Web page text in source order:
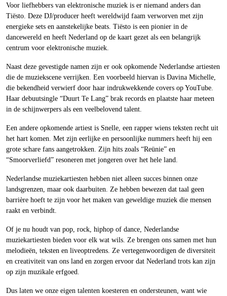
Voor liefhebbers van elektronische muziek is er niemand anders dan
Tiësto. Deze DJ/producer heeft wereldwijd faam verworven met zijn
energieke sets en aanstekelijke beats. Tiësto is een pionier in de
dancewereld en heeft Nederland op de kaart gezet als een belangrijk
centrum voor elektronische muziek.
Naast deze gevestigde namen zijn er ook opkomende Nederlandse artiesten
die de muziekscene verrijken. Een voorbeeld hiervan is Davina Michelle,
die bekendheid verwierf door haar indrukwekkende covers op YouTube.
Haar debuutsingle “Duurt Te Lang” brak records en plaatste haar meteen
in de schijnwerpers als een veelbelovend talent.
Een andere opkomende artiest is Snelle, een rapper wiens teksten recht uit
het hart komen. Met zijn eerlijke en persoonlijke nummers heeft hij een
grote schare fans aangetrokken. Zijn hits zoals “Reünie” en
“Smoorverliefd” resoneren met jongeren over het hele land.
Nederlandse muziekartiesten hebben niet alleen succes binnen onze
landsgrenzen, maar ook daarbuiten. Ze hebben bewezen dat taal geen
barrière hoeft te zijn voor het maken van geweldige muziek die mensen
raakt en verbindt.
Of je nu houdt van pop, rock, hiphop of dance, Nederlandse
muziekartiesten bieden voor elk wat wils. Ze brengen ons samen met hun
melodieën, teksten en liveoptredens. Ze vertegenwoordigen de diversiteit
en creativiteit van ons land en zorgen ervoor dat Nederland trots kan zijn
op zijn muzikale erfgoed.
Dus laten we onze eigen talenten koesteren en ondersteunen, want wie